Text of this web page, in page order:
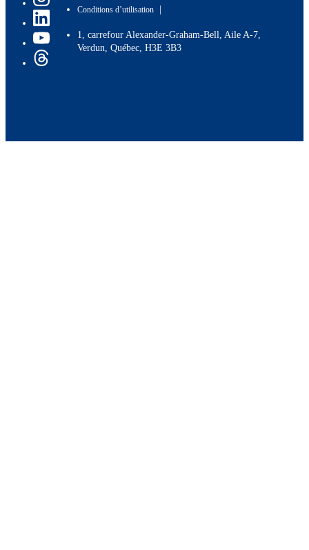
Conditions d’utilisation
1, carrefour Alexander-Graham-Bell, Aile A-7,
Verdun, Québec, H3E 3B3